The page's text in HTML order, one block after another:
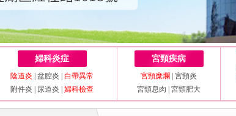
婦科炎症
陰道炎 盆腔炎
白帶異常
附件炎
尿道炎 婦科檢查
宮頸疾病
宮頸糜爛
宮頸炎
宮頸息肉
宮頸肥大